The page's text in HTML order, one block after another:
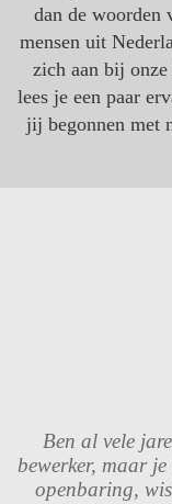
dan de woorden
mensen uit
zich aan bij
lees je een paar
jij begonnen met
Ben al vele
bewerker, maar
openbaring,